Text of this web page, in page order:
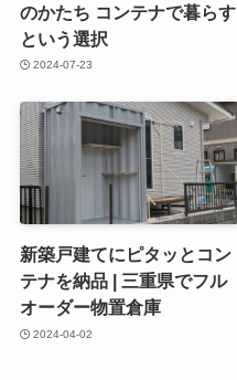
のかたち コンテナで暮らす
という選択
2024-07-23
新築戸建てにピタッとコン
テナを納品 | 三重県でフル
オーダー物置倉庫
2024-04-02